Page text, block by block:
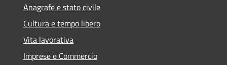
Anagrafe e stato civile
Cultura e tempo libero
Vita lavorativa
Imprese e Commercio